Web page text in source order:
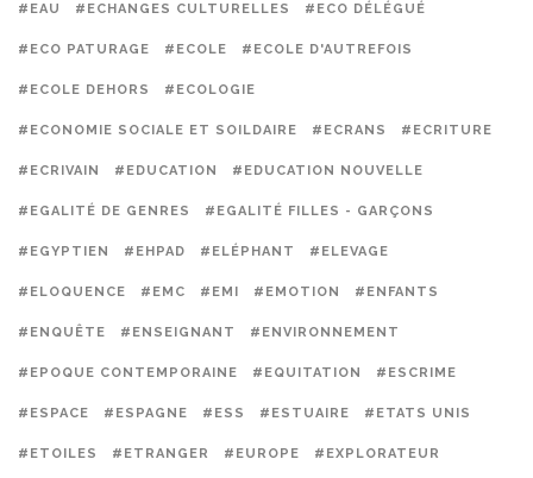
#EAU #ECHANGES CULTURELLES #ECO DÉLÉGUÉ
#ECO PATURAGE #ECOLE #ECOLE D'AUTREFOIS
#ECOLE DEHORS #ECOLOGIE
#ECONOMIE SOCIALE ET SOILDAIRE #ECRANS #ECRITURE
#ECRIVAIN #EDUCATION #EDUCATION NOUVELLE
#EGALITÉ DE GENRES #EGALITÉ FILLES - GARÇONS
#EGYPTIEN #EHPAD #ELÉPHANT #ELEVAGE
#ELOQUENCE #EMC #EMI #EMOTION #ENFANTS
#ENQUÊTE #ENSEIGNANT #ENVIRONNEMENT
#EPOQUE CONTEMPORAINE #EQUITATION #ESCRIME
#ESPACE #ESPAGNE #ESS #ESTUAIRE #ETATS UNIS
#ETOILES #ETRANGER #EUROPE #EXPLORATEUR